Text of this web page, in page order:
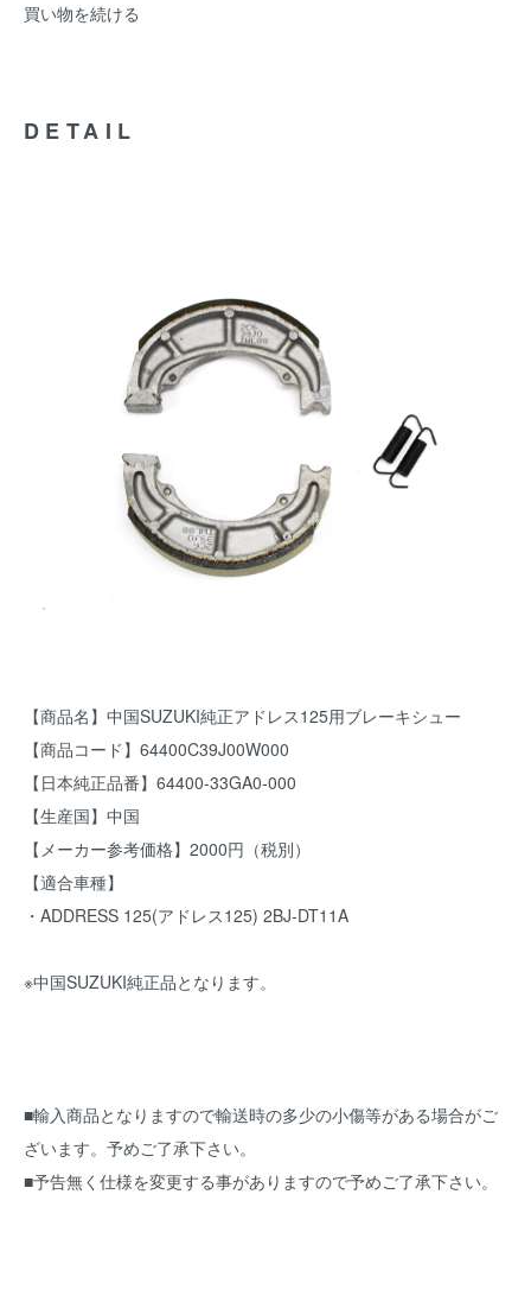
買い物を続ける
DETAIL
【商品名】中国SUZUKI純正アドレス125用ブレーキシュー
【商品コード】64400C39J00W000
【日本純正品番】64400-33GA0-000
【生産国】中国
【メーカー参考価格】2000円（税別）
【適合車種】
・ADDRESS 125(アドレス125) 2BJ-DT11A
※中国SUZUKI純正品となります。
■輸入商品となりますので輸送時の多少の小傷等がある場合がご
ざいます。予めご了承下さい。
■予告無く仕様を変更する事がありますので予めご了承下さい。